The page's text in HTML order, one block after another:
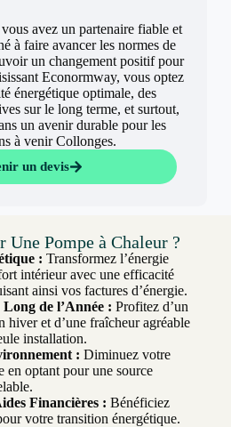
vous avez un partenaire fiable et
à faire avancer les normes de
un changement positif pour
Econormway, vous optez
énergétique optimale, des
sur le long terme, et surtout,
un avenir durable pour les
à venir Collonges.
un devis
Une Pompe à Chaleur ?
: Transformez l’énergie
intérieur avec une efficacité
ainsi vos factures d’énergie.
de l’Année : Profitez d’un
hiver et d’une fraîcheur agréable
installation.
: Diminuez votre
en optant pour une source
Financières : Bénéficiez
votre transition énergétique.